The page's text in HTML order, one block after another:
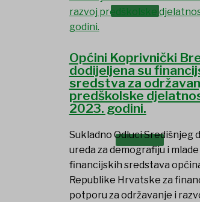
USTANOVE
DOKUMENTI
Općini Koprivnički
dodijeljena su
sredstva za
predškolske
2023. godini.
Sukladno Odluci Središnjeg
ureda za demografiju i
financijskih sredstava
Republike Hrvatske za
potporu za održavanje i